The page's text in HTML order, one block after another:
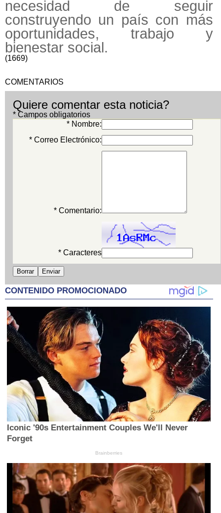
necesidad de seguir
construyendo un país con más
oportunidades, trabajo y
bienestar social.
(1669)
COMENTARIOS
Quiere comentar esta noticia?
* Campos obligatorios
* Nombre:
* Correo Electrónico:
* Comentario:
* Caracteres